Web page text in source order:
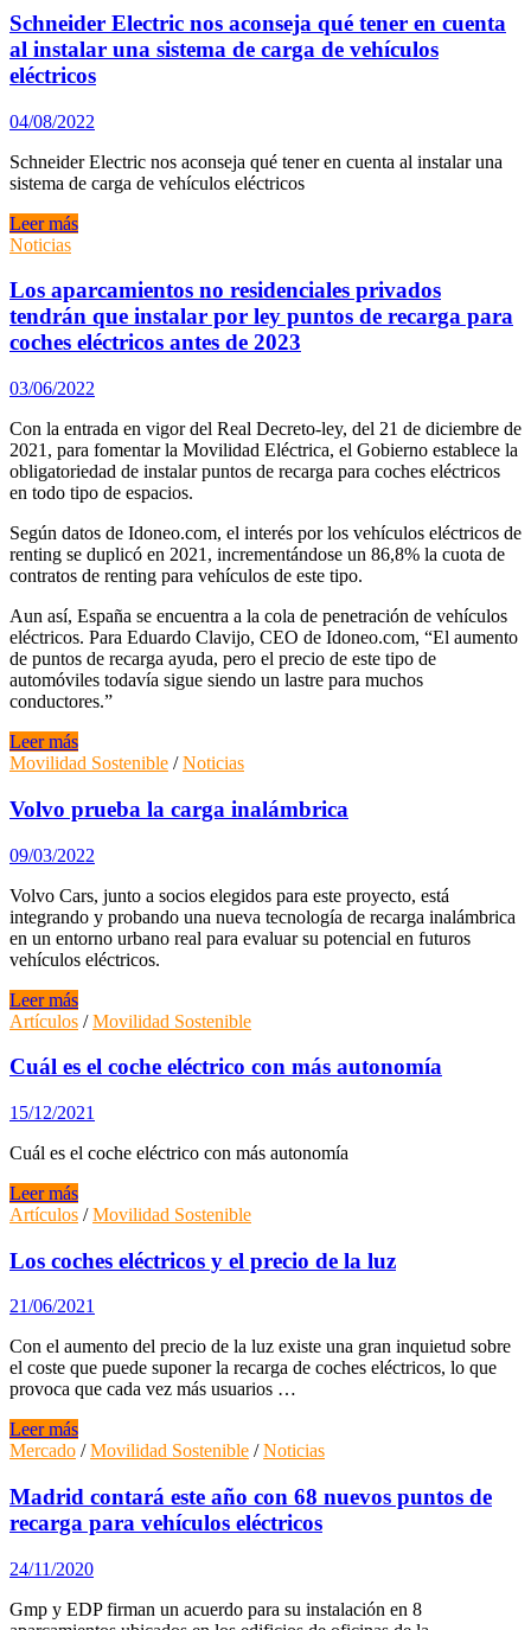
millones
de
puntos
de
privados
alcanzar
sus
objetivos
de
movilidad
Schneider Electric nos aconseja qué tener en cuenta
al instalar una sistema de carga de vehículos
eléctricos
04/08/2022
Schneider Electric nos aconseja qué tener en cuenta al instalar una
sistema de carga de vehículos eléctricos
Schneider
Electric
aconseja
qué
tener
en
al
una
sistema
de
carga
vehículos
eléctricos
Leer más
Noticias
Los aparcamientos no residenciales privados
tendrán que instalar por ley puntos de recarga para
coches eléctricos antes de 2023
03/06/2022
Con la entrada en vigor del Real Decreto-ley, del 21 de diciembre de
2021, para fomentar la Movilidad Eléctrica, el Gobierno establece la
obligatoriedad de instalar puntos de recarga para coches eléctricos
en todo tipo de espacios.
Según datos de Idoneo.com, el interés por los vehículos eléctricos de
renting se duplicó en 2021, incrementándose un 86,8% la cuota de
contratos de renting para vehículos de este tipo.
Aun así, España se encuentra a la cola de penetración de vehículos
eléctricos. Para Eduardo Clavijo, CEO de Idoneo.com, “El aumento
de puntos de recarga ayuda, pero el precio de este tipo de
automóviles todavía sigue siendo un lastre para muchos
conductores.”
Los
aparcamientos
residenciales
privados
tendrán
que
instalar
por
ley
puntos
recarga
para
eléctricos
antes
de
2023
Leer más
Movilidad Sostenible /Noticias
Volvo prueba la carga inalámbrica
09/03/2022
Volvo Cars, junto a socios elegidos para este proyecto, está
integrando y probando una nueva tecnología de recarga inalámbrica
en un entorno urbano real para evaluar su potencial en futuros
vehículos eléctricos.
Volvo
prueba
carga
Leer más
Artículos /Movilidad Sostenible
Cuál es el coche eléctrico con más autonomía
15/12/2021
Cuál es el coche eléctrico con más autonomía
Cuál
es
coche
eléctrico
con
más
autonomía
Leer más
Artículos /Movilidad Sostenible
Los coches eléctricos y el precio de la luz
21/06/2021
Con el aumento del precio de la luz existe una gran inquietud sobre
el coste que puede suponer la recarga de coches eléctricos, lo que
provoca que cada vez más usuarios …
Los
coches
y
el
precio
la
luz
Leer más
Mercado /Movilidad Sostenible /Noticias
Madrid contará este año con 68 nuevos puntos de
recarga para vehículos eléctricos
24/11/2020
Gmp y EDP firman un acuerdo para su instalación en 8